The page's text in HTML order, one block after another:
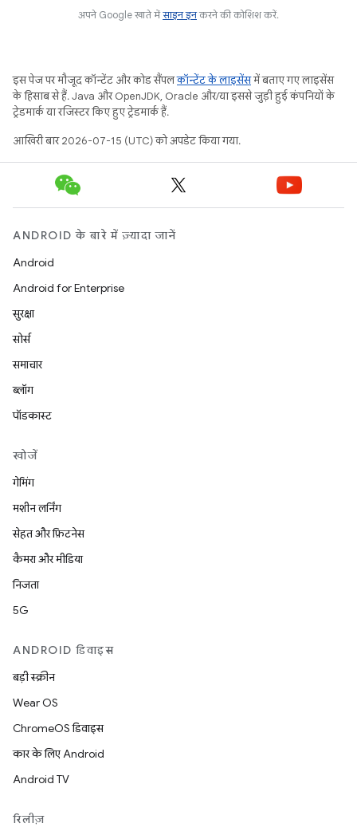
अपने Google खाते मेंसाइन इनकरने की कोशिश करें.
इस पेज पर मौजूद कॉन्टेंट और कोड सैंपलकॉन्टेंट के लाइसेंसमें बताए गए लाइसेंस
के हिसाब से हैं. Java और OpenJDK, Oracle और/या इससे जुड़ी हुई कंपनियों के
ट्रेडमार्क या रजिस्टर किए हुए ट्रेडमार्क हैं.
आखिरी बार 2026-07-15 (UTC) को अपडेट किया गया.
ANDROID के बारे में ज़्यादा जानें
Android
Android for Enterprise
सुरक्षा
सोर्स
समाचार
ब्लॉग
पॉडकास्ट
खोजें
गेमिंग
मशीन लर्निंग
सेहत और फ़िटनेस
कैमरा और मीडिया
निजता
5G
ANDROID डिवाइस
बड़ी स्क्रीन
Wear OS
ChromeOS डिवाइस
कार के लिए Android
Android TV
रिलीज़